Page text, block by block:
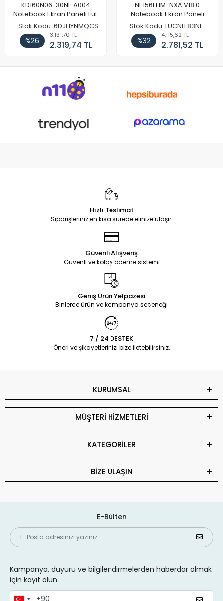
KD160N06-30NI-A004
Notebook Ekran Paneli Full
HD
Stok Kodu: 6DJHYNMQCS
%26
3.131,70 TL
2.319,74 TL
NE156FHM-NXA V18.0
Notebook Ekran Paneli
144Hz
Stok Kodu: LUCNLF83NF
%32
4.115,62 TL
2.781,52 TL
Hızlı Teslimat
Siparişleriniz en kısa sürede elinize ulaşır.
Güvenli Alışveriş
Güvenli ve kolay ödeme sistemi
Geniş Ürün Yelpazesi
Binlerce ürün ve kampanya seçeneği
7 / 24 DESTEK
Öneri ve şikayetlerinizi bize iletebilirsiniz.
KURUMSAL
MÜŞTERİ HİZMETLERİ
KATEGORİLER
BİZE ULAŞIN
E-Bülten
Kampanya, duyuru ve bilgilendirmelerden haberdar olmak
için kayıt olun.